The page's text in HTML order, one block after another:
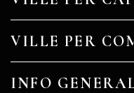
VILLE PER
INFO